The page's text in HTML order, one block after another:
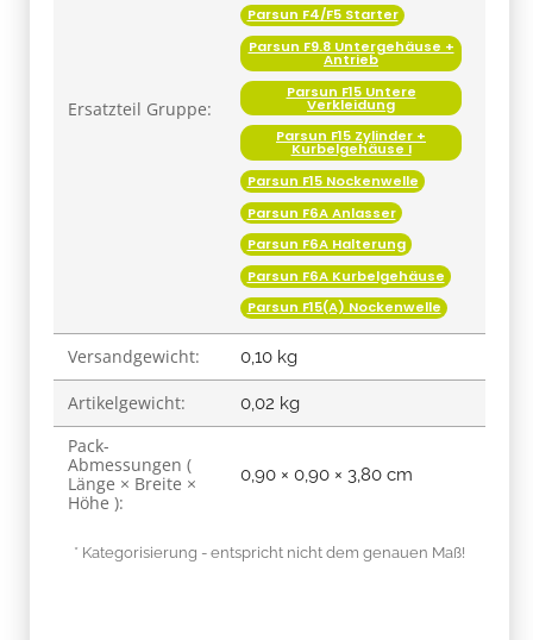
Ersatzteil Gruppe:
Parsun F4/F5 Starter
Parsun F9.8 Untergehäuse +
Antrieb
Parsun F15 Untere
Verkleidung
Parsun F15 Zylinder +
Kurbelgehäuse I
Parsun F15 Nockenwelle
Parsun F6A Anlasser
Parsun F6A Halterung
Parsun F6A Kurbelgehäuse
Parsun F15(A) Nockenwelle
Versandgewicht: 0,10 kg
Artikelgewicht: 0,02 kg
Pack-
Abmessungen (
Länge × Breite ×
Höhe ):
0,90 × 0,90 × 3,80 cm
* Kategorisierung - entspricht nicht dem genauen Maß!